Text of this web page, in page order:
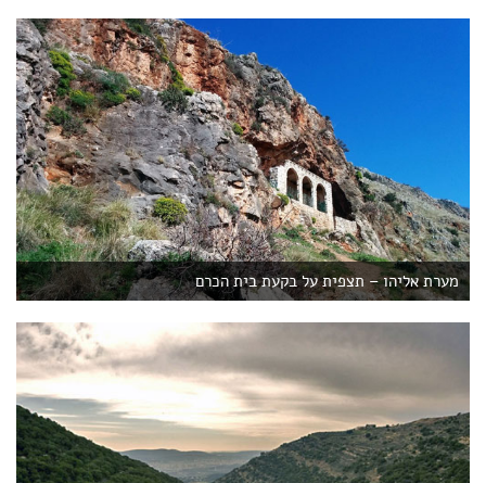
מערת אליהו – תצפית על בקעת בית הכרם